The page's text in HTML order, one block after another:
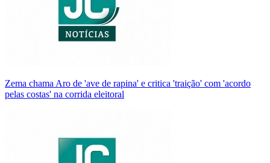
Zema chama Aro de 'ave de rapina' e critica 'traição' com 'acordo
pelas costas' na corrida eleitoral